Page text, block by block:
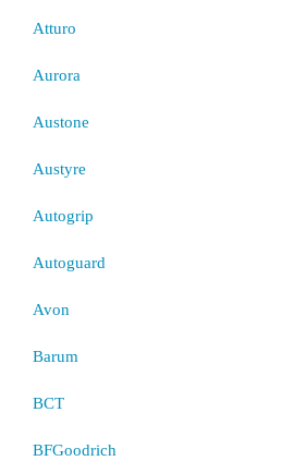
Atturo
Aurora
Austone
Austyre
Autogrip
Autoguard
Avon
Barum
BCT
BFGoodrich